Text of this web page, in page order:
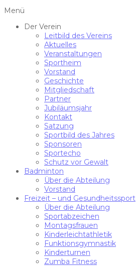
Menü
Der Verein
Leitbild des Vereins
Aktuelles
Veranstaltungen
Sportheim
Vorstand
Geschichte
Mitgliedschaft
Partner
Jubiläumsjahr
Kontakt
Satzung
Sportbild des Jahres
Sponsoren
Sportecho
Schutz vor Gewalt
Badminton
Über die Abteilung
Vorstand
Freizeit – und Gesundheitssport
Über die Abteilung
Sportabzeichen
Montagsfrauen
Kinderleichtathletik
Funktionsgymnastik
Kinderturnen
Zumba Fitness